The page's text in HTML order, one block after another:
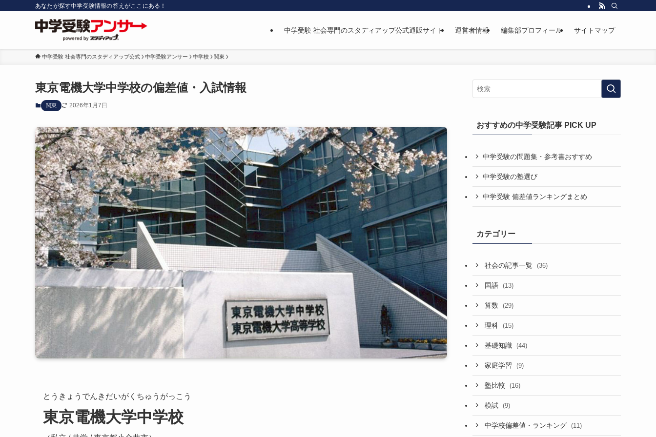
あなたが探す中学受験情報の答えがここにある！
中学受験 社会専門のスタディアップ公式通販サイト 運営者情報 編集部プロフィール サイトマップ
中学受験 社会専門のスタディアップ公式 中学受験アンサー 中学校 関東
東京電機大学中学校の偏差値・入試情報
関東 2026年1月7日
とうきょうでんきだいがくちゅうがっこう
東京電機大学中学校
おすすめの中学受験記事 PICK UP
中学受験の問題集・参考書おすすめ
中学受験の塾選び
中学受験 偏差値ランキングまとめ
カテゴリー
社会の記事一覧 (36)
国語 (13)
算数 (29)
理科 (15)
基礎知識 (44)
家庭学習 (9)
塾比較 (16)
模試 (9)
中学校偏差値・ランキング (11)